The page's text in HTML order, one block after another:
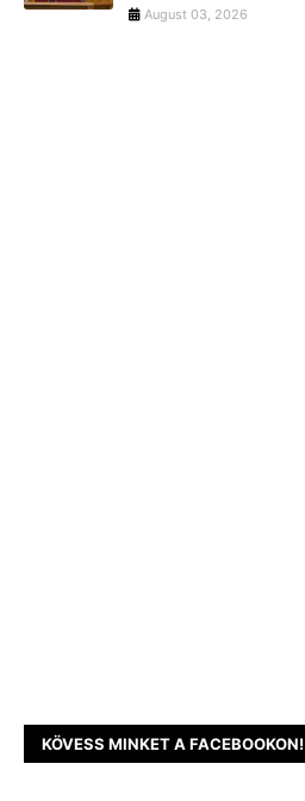
August 03, 2026
KÖVESS MINKET A FACEBOOKON!